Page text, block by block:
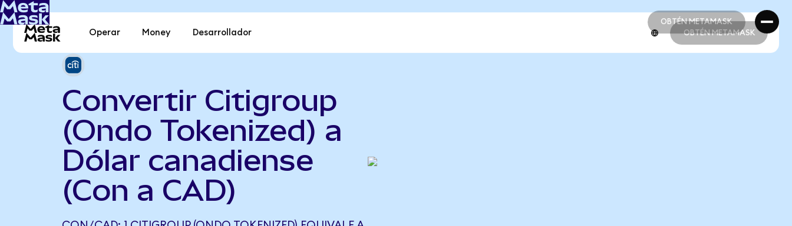
OBTÉN METAMASK
OBTÉN METAMASK
Operar Money Desarrollador OBTÉN METAMASK
Convertir Citigroup
(Ondo Tokenized) a
Dólar canadiense
(Con a CAD)